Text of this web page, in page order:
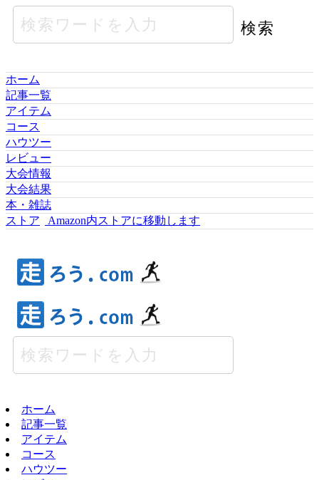
ホーム
記事一覧
アイテム
コース
ハウツー
レビュー
大会情報
大会結果
本・雑誌
ストア
Amazon内ストアに移動します
ホーム
記事一覧
アイテム
コース
ハウツー